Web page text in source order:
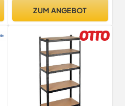
ZUM ANGEBOT